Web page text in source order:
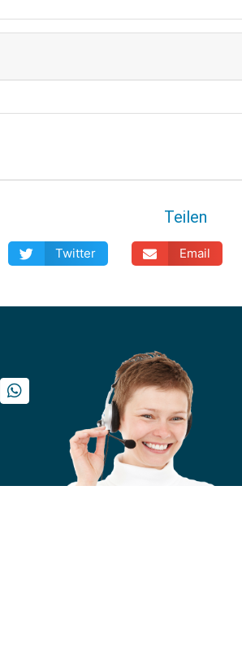
Teilen
Twitter Email